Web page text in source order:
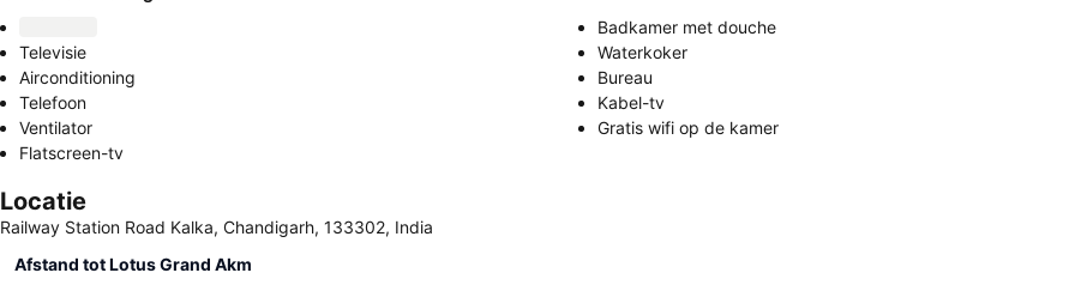
Badkamer met douche
Televisie
Waterkoker
Airconditioning
Bureau
Telefoon
Kabel-tv
Ventilator
Gratis wifi op de kamer
Flatscreen-tv
Locatie
Railway Station Road Kalka, Chandigarh, 133302, India
Afstand tot Lotus Grand Akm